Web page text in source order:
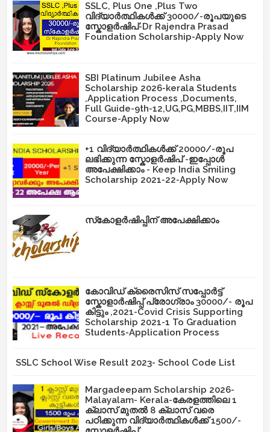
SSLC, Plus One ,Plus Two
വിദ്യാർത്ഥികൾക്ക് 30000/-രൂപയുടെ
സ്കോളർഷിപ്-Dr Rajendra Prasad
Foundation Scholarship-Apply Now
SBI Platinum Jubilee Asha
Scholarship 2026-kerala Students
,Application Process ,Documents,
Full Guide-9th-12,UG,PG,MBBS,IIT,IIM
Course-Apply Now
+1 വിദ്യാർത്ഥികൾക്ക് 20000/-രൂപ
ലഭിക്കുന്ന സ്കോളർഷിപ് -ഇപ്പോൾ
അപേക്ഷിക്കാം - Keep India Smiling
Scholarship 2021-22-Apply Now
സ്‌കോളർഷിപ്പിന് അപേക്ഷിക്കാം
കോവിഡ് ക്രൈസിസ് സപ്പോർട്ട്
സ്കോളാർഷിപ്പ് പ്രോഗ്രാം 30000/- രൂപ
കിട്ടും ,2021-Covid Crisis Supporting
Scholarship 2021-1 To Graduation
Students-Application Process
SSLC School Wise Result 2023- School Code List
Margadeepam Scholarship 2026-
Malayalam- Kerala-കേരളത്തിലെ 1
ക്ലാസ് മുതൽ 8 ക്ലാസ് വരെ
പഠിക്കുന്ന വിദ്യാർത്ഥികൾക്ക് 1500/-